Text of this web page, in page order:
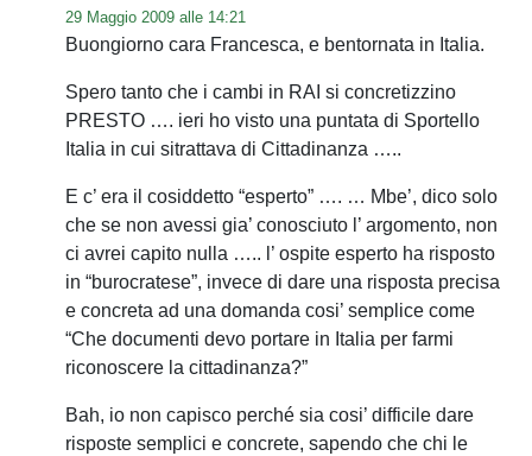
29 Maggio 2009 alle 14:21
Buongiorno cara Francesca, e bentornata in Italia.
Spero tanto che i cambi in RAI si concretizzino
PRESTO …. ieri ho visto una puntata di Sportello
Italia in cui sitrattava di Cittadinanza …..
E c’ era il cosiddetto “esperto” …. … Mbe’, dico solo
che se non avessi gia’ conosciuto l’ argomento, non
ci avrei capito nulla ….. l’ ospite esperto ha risposto
in “burocratese”, invece di dare una risposta precisa
e concreta ad una domanda cosi’ semplice come
“Che documenti devo portare in Italia per farmi
riconoscere la cittadinanza?”
Bah, io non capisco perché sia cosi’ difficile dare
risposte semplici e concrete, sapendo che chi le